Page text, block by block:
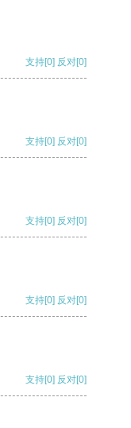
支持[0] 反对[0]
支持[0] 反对[0]
支持[0] 反对[0]
支持[0] 反对[0]
支持[0] 反对[0]